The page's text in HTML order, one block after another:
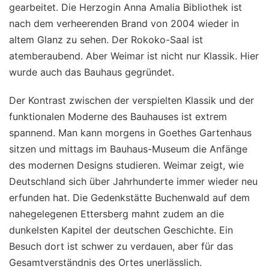
gearbeitet. Die Herzogin Anna Amalia Bibliothek ist
nach dem verheerenden Brand von 2004 wieder in
altem Glanz zu sehen. Der Rokoko-Saal ist
atemberaubend. Aber Weimar ist nicht nur Klassik. Hier
wurde auch das Bauhaus gegründet.
Der Kontrast zwischen der verspielten Klassik und der
funktionalen Moderne des Bauhauses ist extrem
spannend. Man kann morgens in Goethes Gartenhaus
sitzen und mittags im Bauhaus-Museum die Anfänge
des modernen Designs studieren. Weimar zeigt, wie
Deutschland sich über Jahrhunderte immer wieder neu
erfunden hat. Die Gedenkstätte Buchenwald auf dem
nahegelegenen Ettersberg mahnt zudem an die
dunkelsten Kapitel der deutschen Geschichte. Ein
Besuch dort ist schwer zu verdauen, aber für das
Gesamtverständnis des Ortes unerlässlich.